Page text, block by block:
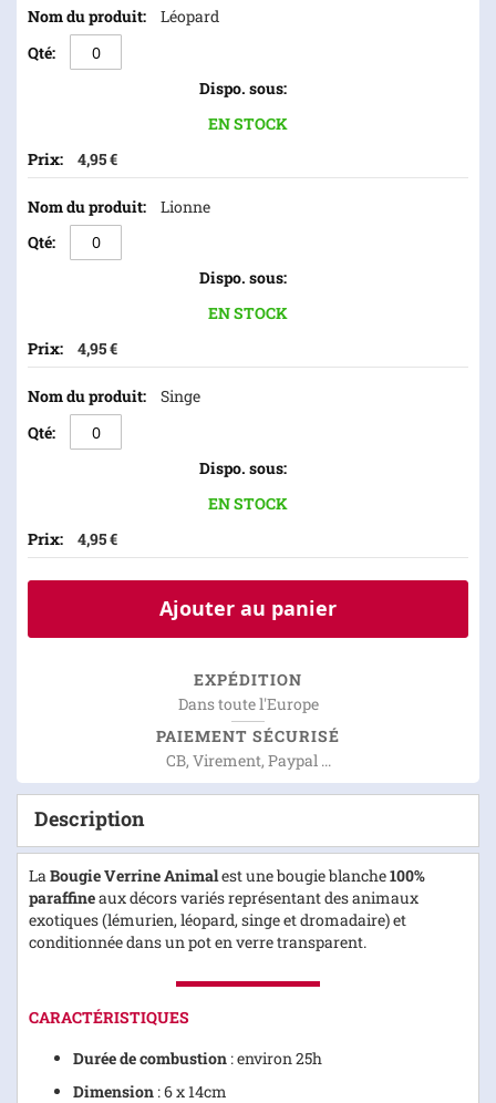
Léopard
EN STOCK
4,95 €
Lionne
EN STOCK
4,95 €
Singe
EN STOCK
4,95 €
Ajouter au panier
EXPÉDITION
Dans toute l'Europe
PAIEMENT SÉCURISÉ
CB, Virement, Paypal ...
Description
La Bougie Verrine Animalest une bougie blanche100%
paraffineaux décors variés représentant des animaux
exotiques (lémurien, léopard, singe et dromadaire) et
conditionnée dans un pot en verre transparent.
CARACTÉRISTIQUES
Durée de combustion : environ 25h
Dimension : 6 x 14cm